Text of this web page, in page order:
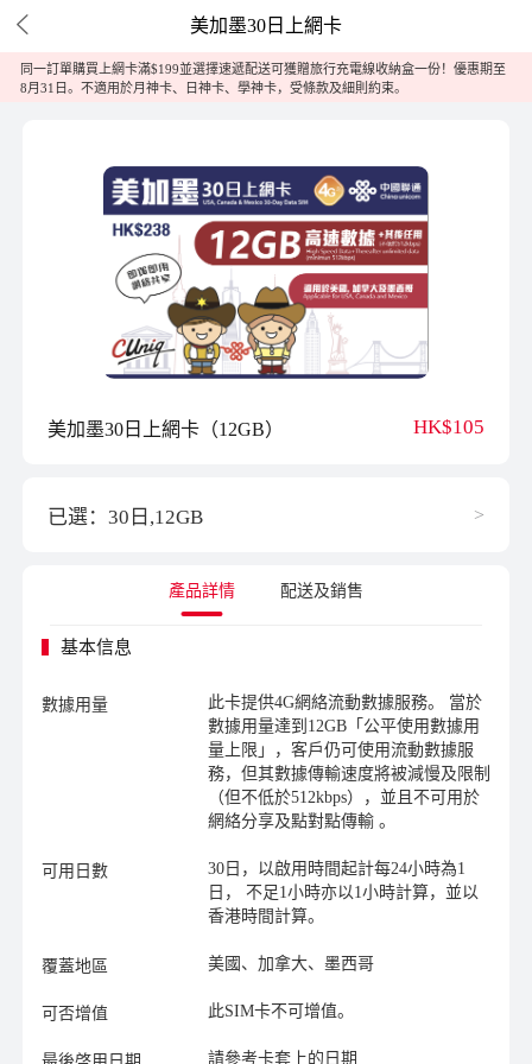
 美加墨30日上網卡
同一訂單購買上網卡滿$199並選擇速遞配送可獲贈旅行充電線收納盒一份！優惠期至
8月31日。不適用於月神卡、日神卡、學神卡，受條款及細則約束。
美加墨30日上網卡（12GB） HK$105
已選：30日,12GB >
產品詳情 配送及銷售
基本信息
數據用量
此卡提供4G網絡流動數據服務。 當於
數據用量達到12GB「公平使用數據用
量上限」，客戶仍可使用流動數據服
務，但其數據傳輸速度將被減慢及限制
（但不低於512kbps），並且不可用於
網絡分享及點對點傳輸 。
可用日數
30日，以啟用時間起計每24小時為1
日， 不足1小時亦以1小時計算，並以
香港時間計算。
覆蓋地區 美國、加拿大、墨西哥
可否增值 此SIM卡不可增值。
請參考卡套上的日期